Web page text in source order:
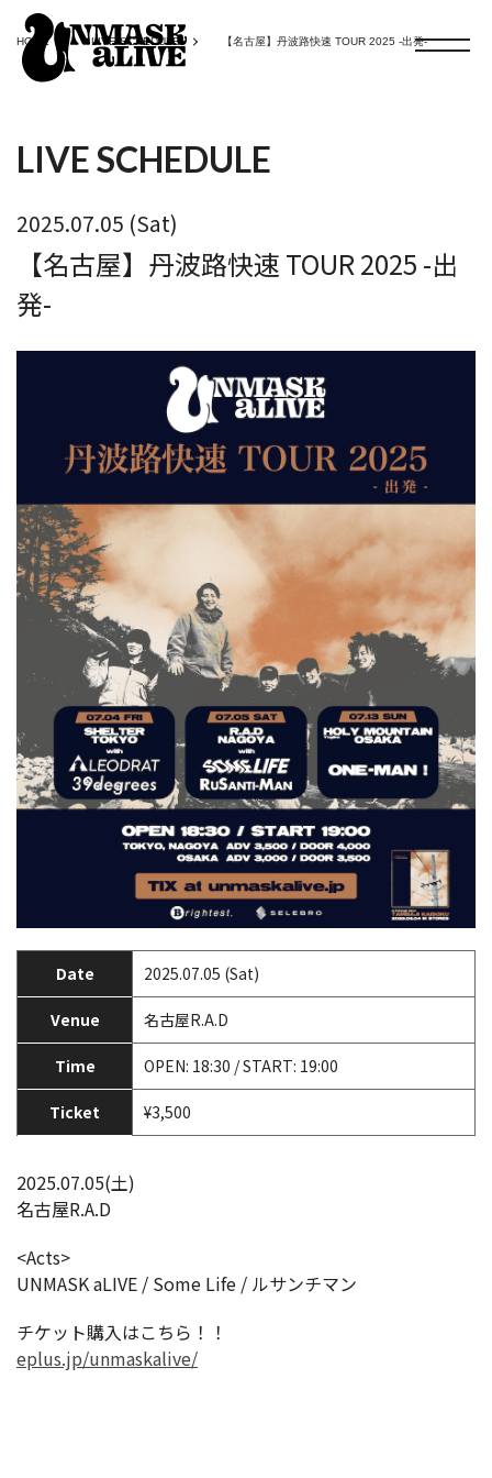
HOME LIVE SCHEDULE 【名古屋】丹波路快速 TOUR 2025 -出発-
LIVE SCHEDULE
2025.07.05 (Sat)
【名古屋】丹波路快速 TOUR 2025 -出
発-
Date 2025.07.05 (Sat)
Venue 名古屋R.A.D
Time OPEN: 18:30 / START: 19:00
Ticket ¥3,500
2025.07.05(土)
名古屋R.A.D
<Acts>
UNMASK aLIVE / Some Life / ルサンチマン
チケット購入はこちら！！
eplus.jp/unmaskalive/